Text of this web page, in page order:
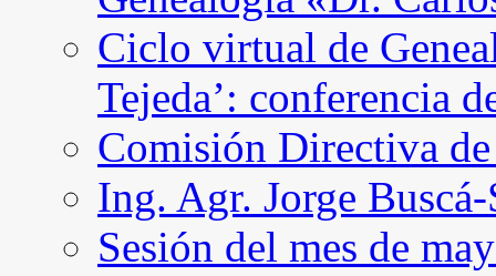
Ciclo virtual de
Tejeda’: conferencia
Comisión Directiva
Ing. Agr. Jorge
Sesión del mes de